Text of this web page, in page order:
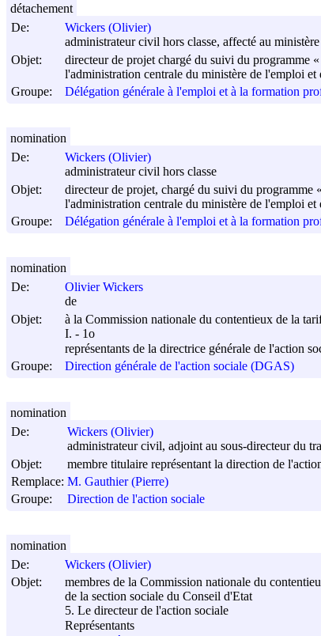
De:
Wickers (Olivier)
administrateur civil hors classe, affecté au
Objet:
directeur de projet chargé du suivi du programme
l'administration centrale du ministère de l'emploi et
Groupe:
Délégation générale à l'emploi et à la formation
détachement
De:
Wickers (Olivier)
administrateur civil hors classe
Objet:
directeur de projet, chargé du suivi du programme
l'administration centrale du ministère de l'emploi et
Groupe:
Délégation générale à l'emploi et à la formation
nomination
De:
Olivier Wickers
de
Objet:
à la Commission nationale du contentieux de la
I. - 1o
représentants de la directrice générale de l'action
Groupe:
Direction générale de l'action sociale (DGAS)
nomination
De:
Wickers (Olivier)
administrateur civil, adjoint au sous-directeur du
Objet:
membre titulaire représentant la direction de
Remplace: M. Gauthier (Pierre)
Groupe:
Direction de l'action sociale
nomination
De:
Wickers (Olivier)
Objet:
membres de la Commission nationale du
de la section sociale du Conseil d'Etat
5. Le directeur de l'action sociale
Représentants
nomination